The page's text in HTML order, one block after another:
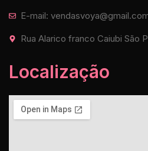
E-mail:
Rua Alarico franco Caiubi São
Localização